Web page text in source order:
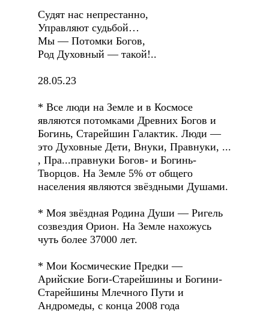
Судят нас непрестанно,
Управляют судьбой…
Мы — Потомки Богов,
Род Духовный — такой!..
28.05.23
* Все люди на Земле и в Космосе
являются потомками Древних Богов и
Богинь, Старейшин Галактик. Люди —
это Духовные Дети, Внуки, Правнуки, ...
, Пра...правнуки Богов- и Богинь-
Творцов. На Земле 5% от общего
населения являются звёздными Душами.
* Моя звёздная Родина Души — Ригель
созвездия Орион. На Земле нахожусь
чуть более 37000 лет.
* Мои Космические Предки —
Арийские Боги-Старейшины и Богини-
Старейшины Млечного Пути и
Андромеды, с конца 2008 года